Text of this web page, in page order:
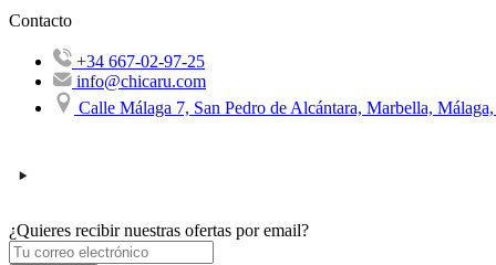
Contacto
+34 667-02-97-25
info@chicaru.com
Calle Málaga 7, San Pedro de Alcántara, Marbella, Málaga,
¿Quieres recibir nuestras ofertas por email?